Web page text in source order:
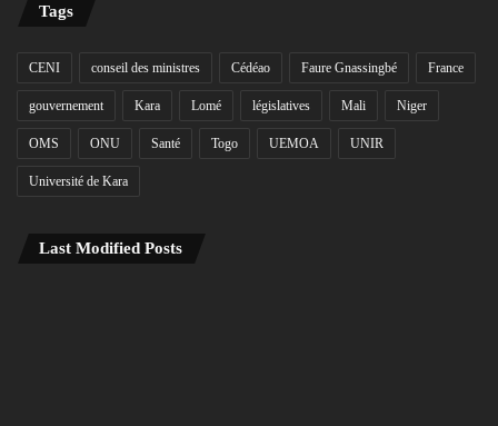
Tags
CENI conseil des ministres Cédéao Faure Gnassingbé France
gouvernement Kara Lomé législatives Mali Niger
OMS ONU Santé Togo UEMOA UNIR
Université de Kara
Last Modified Posts